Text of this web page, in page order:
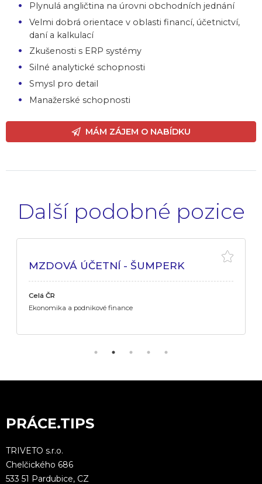
Plynulá angličtina na úrovni obchodních jednání
Velmi dobrá orientace v oblasti financí, účetnictví,
daní a kalkulací
Zkušenosti s ERP systémy
Silné analytické schopnosti
Smysl pro detail
Manažerské schopnosti
MÁM ZÁJEM O NABÍDKU
Další podobné pozice
MZDOVÁ ÚČETNÍ - ŠUMPERK
Celá ČR
Ekonomika a podnikové finance
PRÁCE.TIPS
TRIVETO s.r.o.
Chelčického 686
533 51 Pardubice, CZ